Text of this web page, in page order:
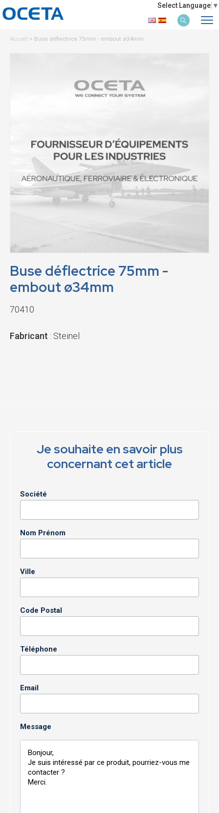
Select Language ▼
Accueil > Buse déflectrice 75mm - embout ø34mm
Buse déflectrice 75mm -
embout ø34mm
70410
Fabricant : Steinel
Je souhaite en savoir plus
concernant cet article
Société
Nom Prénom
Ville
Code Postal
Téléphone
Email
Message